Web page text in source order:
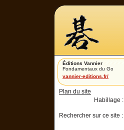
Éditions Vannier
Fondamentaux du Go
vannier-editions.fr/
Plan du site
Habillage :
Rechercher sur ce site :